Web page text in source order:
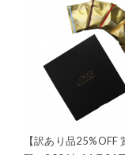
【訳あり品25%OFF